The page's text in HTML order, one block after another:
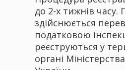
до 2-х тижнів
здійснюється
податковою
реєструються у
органі